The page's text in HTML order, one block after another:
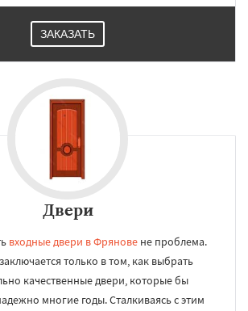
ЗАКАЗАТЬ
Двери
входные двери в Фряновене проблема.
только в том, как выбрать
качественные двери, которые бы
многие годы. Сталкиваясь с этим